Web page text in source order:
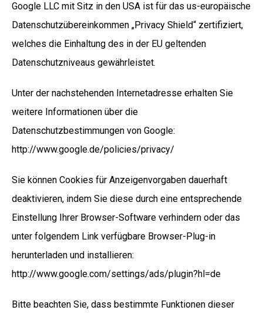
Google LLC mit Sitz in den USA ist für das us-europäische
Datenschutzübereinkommen „Privacy Shield“ zertifiziert,
welches die Einhaltung des in der EU geltenden
Datenschutzniveaus gewährleistet.
Unter der nachstehenden Internetadresse erhalten Sie
weitere Informationen über die
Datenschutzbestimmungen von Google:
http://www.google.de/policies/privacy/
Sie können Cookies für Anzeigenvorgaben dauerhaft
deaktivieren, indem Sie diese durch eine entsprechende
Einstellung Ihrer Browser-Software verhindern oder das
unter folgendem Link verfügbare Browser-Plug-in
herunterladen und installieren:
http://www.google.com/settings/ads/plugin?hl=de
Bitte beachten Sie, dass bestimmte Funktionen dieser